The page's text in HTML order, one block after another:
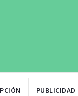
PUBLICIDAD